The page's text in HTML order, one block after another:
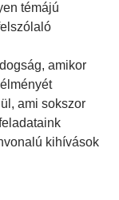
témájú
amikor
ami sokszor
kihívások